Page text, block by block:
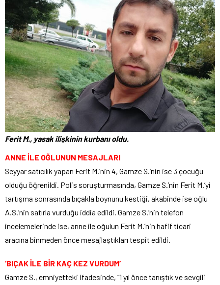
Ferit M., yasak ilişkinin kurbanı oldu.
ANNE İLE OĞLUNUN MESAJLARI
Seyyar satıcılık yapan Ferit M.’nin 4, Gamze S.’nin ise 3 çocuğu
olduğu öğrenildi. Polis soruşturmasında, Gamze S.’nin Ferit M.’yi
tartışma sonrasında bıçakla boynunu kestiği, akabinde ise oğlu
A.S.’nin satırla vurduğu iddia edildi. Gamze S.’nin telefon
incelemelerinde ise, anne ile oğulun Ferit M.’nin hafif ticari
aracına binmeden önce mesajlaştıkları tespit edildi.
‘BIÇAK İLE BİR KAÇ KEZ VURDUM’
Gamze S., emniyetteki ifadesinde, “1 yıl önce tanıştık ve sevgili